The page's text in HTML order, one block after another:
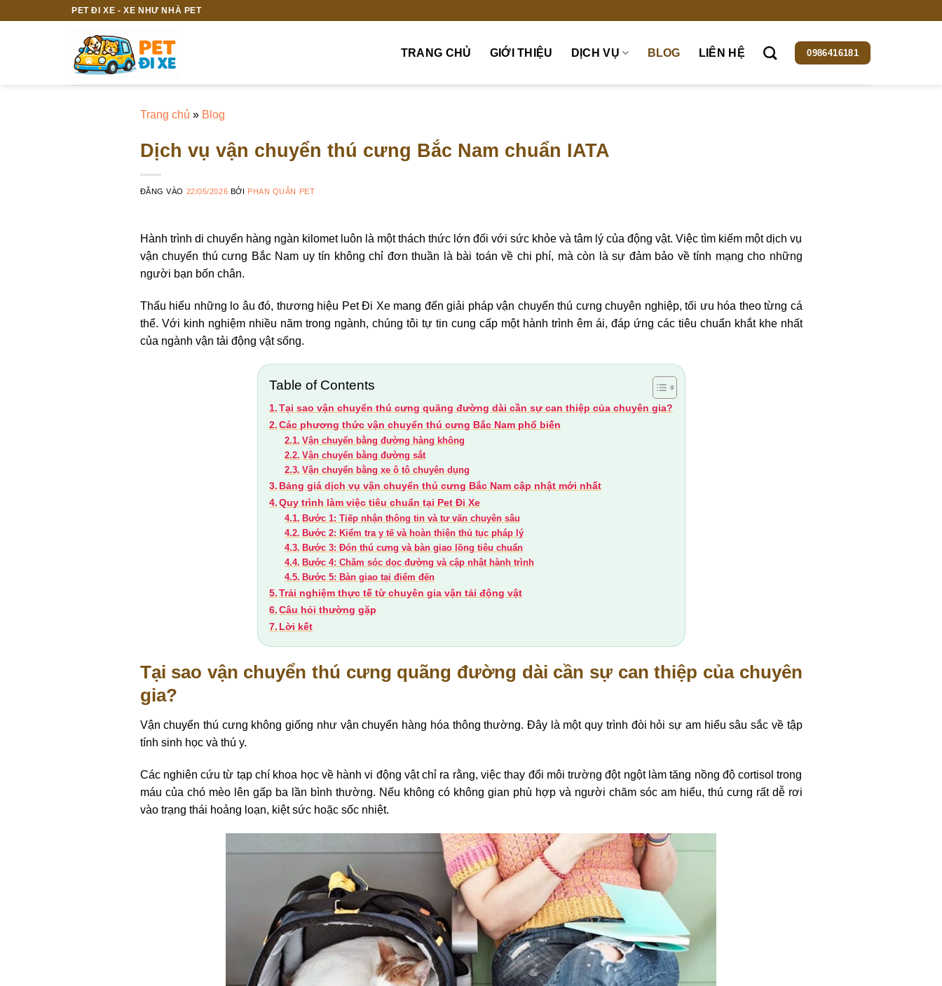
PET ĐI XE - XE NHƯ NHÀ PET
TRANG CHỦ GIỚI THIỆU DỊCH VỤ BLOG LIÊN HỆ 0986416181
Trang chủ » Blog
Dịch vụ vận chuyển thú cưng Bắc Nam chuẩn IATA
ĐĂNG VÀO 22/05/2026 BỞI PHAN QUÂN PET
Hành trình di chuyển hàng ngàn kilomet luôn là một thách thức lớn đối với sức khỏe và tâm lý của động vật. Việc tìm kiếm một dịch vụ
vận chuyển thú cưng Bắc Nam uy tín không chỉ đơn thuần là bài toán về chi phí, mà còn là sự đảm bảo về tính mạng cho những
người bạn bốn chân.
Thấu hiểu những lo âu đó, thương hiệu Pet Đi Xe mang đến giải pháp vận chuyển thú cưng chuyên nghiệp, tối ưu hóa theo từng cá
thể. Với kinh nghiệm nhiều năm trong ngành, chúng tôi tự tin cung cấp một hành trình êm ái, đáp ứng các tiêu chuẩn khắt khe nhất
của ngành vận tải động vật sống.
Table of Contents
Tại sao vận chuyển thú cưng quãng đường dài cần sự can thiệp của chuyên gia?
Các phương thức vận chuyển thú cưng Bắc Nam phổ biến
Vận chuyển bằng đường hàng không
Vận chuyển bằng đường sắt
Vận chuyển bằng xe ô tô chuyên dụng
Bảng giá dịch vụ vận chuyển thú cưng Bắc Nam cập nhật mới nhất
Quy trình làm việc tiêu chuẩn tại Pet Đi Xe
Bước 1: Tiếp nhận thông tin và tư vấn chuyên sâu
Bước 2: Kiểm tra y tế và hoàn thiện thủ tục pháp lý
Bước 3: Đón thú cưng và bàn giao lồng tiêu chuẩn
Bước 4: Chăm sóc dọc đường và cập nhật hành trình
Bước 5: Bàn giao tại điểm đến
Trải nghiệm thực tế từ chuyên gia vận tải động vật
Câu hỏi thường gặp
Lời kết
Tại sao vận chuyển thú cưng quãng đường dài cần sự can thiệp của chuyên
gia?
Vận chuyển thú cưng không giống như vận chuyển hàng hóa thông thường. Đây là một quy trình đòi hỏi sự am hiểu sâu sắc về tập
tính sinh học và thú y.
Các nghiên cứu từ tạp chí khoa học về hành vi động vật chỉ ra rằng, việc thay đổi môi trường đột ngột làm tăng nồng độ cortisol trong
máu của chó mèo lên gấp ba lần bình thường. Nếu không có không gian phù hợp và người chăm sóc am hiểu, thú cưng rất dễ rơi
vào trạng thái hoảng loạn, kiệt sức hoặc sốc nhiệt.